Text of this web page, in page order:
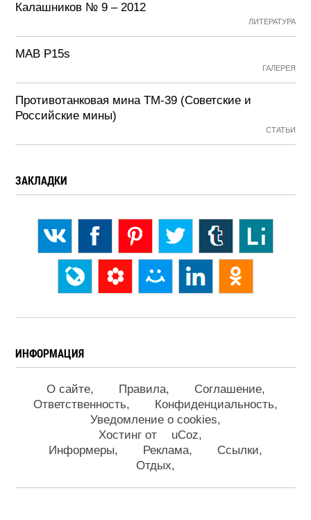
Калашников № 9 – 2012
ЛИТЕРАТУРА
MAB P15s
ГАЛЕРЕЯ
Противотанковая мина ТМ-39 (Советские и
Российские мины)
СТАТЬИ
ЗАКЛАДКИ
ИНФОРМАЦИЯ
О сайте Правила
Соглашение
Ответственность
Конфиденциальность
Уведомление о cookies
Хостинг от
uCoz
Информеры
Реклама
Ссылки
Отдых